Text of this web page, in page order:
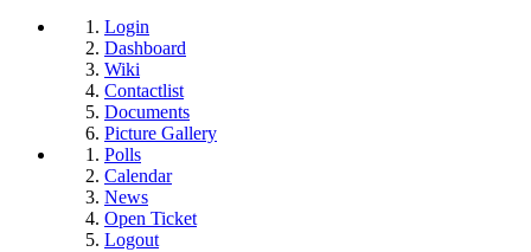
Login
Dashboard
Wiki
Contactlist
Documents
Picture Gallery
Polls
Calendar
News
Open Ticket
Logout